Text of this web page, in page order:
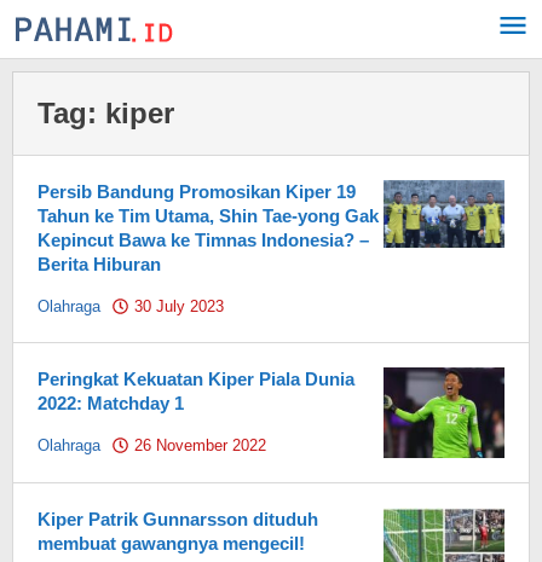
Skip
to
Tag: kiper
Persib Bandung Promosikan Kiper 19
Tahun ke Tim Utama, Shin Tae-yong Gak
Kepincut Bawa ke Timnas Indonesia? –
Berita Hiburan
Olahraga 30 July 2023
Peringkat Kekuatan Kiper Piala Dunia
2022: Matchday 1
Olahraga 26 November 2022
Kiper Patrik Gunnarsson dituduh
membuat gawangnya mengecil!